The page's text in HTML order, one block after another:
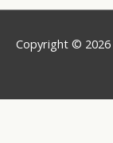
Copyright © 2026